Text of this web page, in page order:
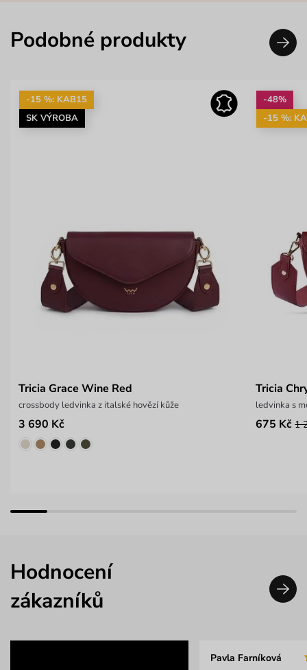
Podobné produkty
-15 %: KAB15
SK VÝROBA
Tricia Grace Wine Red
crossbody ledvinka z italské hovězí kůže
3 690 Kč
-48%
-15 %:
Tricia
ledvinka s
675 Kč 1
Hodnocení
zákazníků
Pavla Farníková